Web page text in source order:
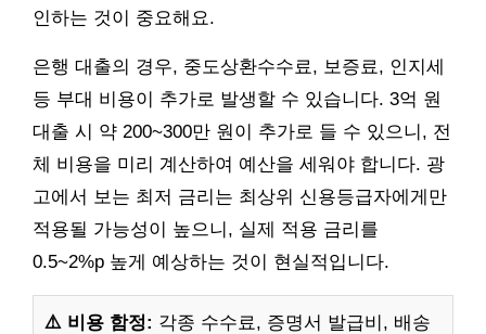
인하는 것이 중요해요.
은행 대출의 경우, 중도상환수수료, 보증료, 인지세
등 부대 비용이 추가로 발생할 수 있습니다. 3억 원
대출 시 약 200~300만 원이 추가로 들 수 있으니, 전
체 비용을 미리 계산하여 예산을 세워야 합니다. 광
고에서 보는 최저 금리는 최상위 신용등급자에게만
적용될 가능성이 높으니, 실제 적용 금리를
0.5~2%p 높게 예상하는 것이 현실적입니다.
⚠️ 비용 함정: 각종 수수료, 증명서 발급비, 배송